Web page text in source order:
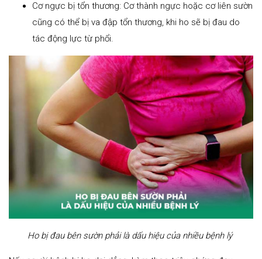
Cơ ngực bị tổn thương: Cơ thành ngực hoặc cơ liên sườn
cũng có thể bị va đập tổn thương, khi ho sẽ bị đau do
tác động lực từ phổi.
Ho bị đau bên sườn phải là dấu hiệu của nhiều bệnh lý